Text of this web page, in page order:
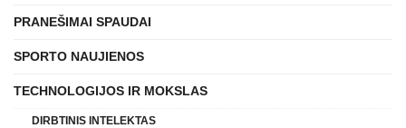
PRANEŠIMAI SPAUDAI
SPORTO NAUJIENOS
TECHNOLOGIJOS IR MOKSLAS
DIRBTINIS INTELEKTAS